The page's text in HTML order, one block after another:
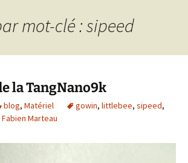
mot-clé : sipeed
la TangNano9k
blog, Matériel gowin, littlebee, sipeed,
Fabien Marteau